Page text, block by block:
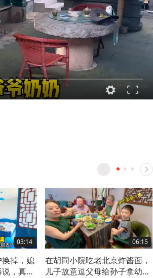
03:14
掉，媳
，真不
06:15
在胡同小院吃老北京炸酱面，
儿子故意逗父母给孙子拿幼儿